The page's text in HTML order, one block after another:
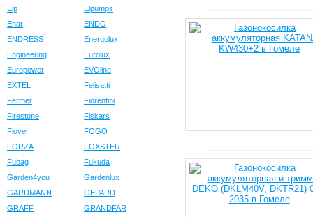
Elp
Elpumps
Enar
ENDO
ENDRESS
Energolux
Engineering
Eurolux
Europower
EVOline
EXTEL
Felisatti
Fermer
Fiorentini
Firestone
Fiskars
Flover
FOGO
FORZA
FOXSTER
Fubag
Fukuda
Garden4you
Gardenlux
GARDMANN
GEPARD
GRAFF
GRANDFAR